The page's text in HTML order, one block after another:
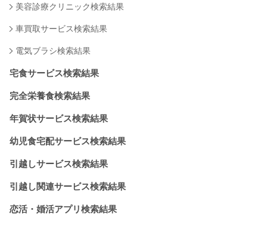
美容診療クリニック検索結果
車買取サービス検索結果
電気ブラシ検索結果
宅食サービス検索結果
完全栄養食検索結果
年賀状サービス検索結果
幼児食宅配サービス検索結果
引越しサービス検索結果
引越し関連サービス検索結果
恋活・婚活アプリ検索結果